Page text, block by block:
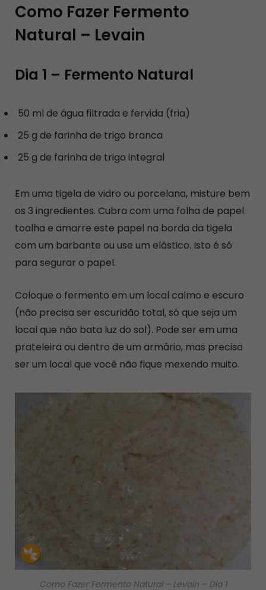
Como Fazer Fermento
Natural – Levain
Dia 1 – Fermento Natural
50 ml de água filtrada e fervida (fria)
25 g de farinha de trigo branca
25 g de farinha de trigo integral
Em uma tigela de vidro ou porcelana, misture bem
os 3 ingredientes. Cubra com uma folha de papel
toalha e amarre este papel na borda da tigela
com um barbante ou use um elástico. Isto é só
para segurar o papel.
Coloque o fermento em um local calmo e escuro
(não precisa ser escuridão total, só que seja um
local que não bata luz do sol). Pode ser em uma
prateleira ou dentro de um armário, mas precisa
ser um local que você não fique mexendo muito.
Como Fazer Fermento Natural – Levain – Dia 1